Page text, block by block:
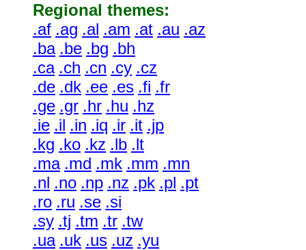
Regional themes:
.af .ag .al .am .at .au .az
.ba .be .bg .bh
.ca .ch .cn .cy .cz
.de .dk .ee .es .fi .fr
.ge .gr .hr .hu .hz
.ie .il .in .iq .ir .it .jp
.kg .ko .kz .lb .lt
.ma .md .mk .mm .mn
.nl .no .np .nz .pk .pl .pt
.ro .ru .se .si
.sy .tj .tm .tr .tw
.ua .uk .us .uz .yu